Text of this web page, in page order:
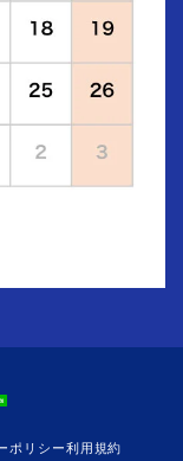
ポリシー利用規約